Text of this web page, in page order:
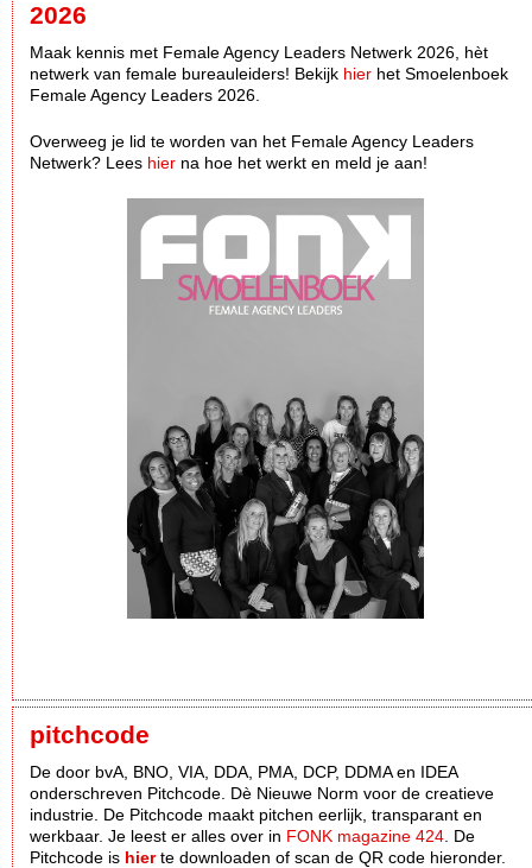
2026
Maak kennis met Female Agency Leaders Netwerk 2026, hèt
netwerk van female bureauleiders! Bekijk hier het Smoelenboek
Female Agency Leaders 2026.
Overweeg je lid te worden van het Female Agency Leaders
Netwerk? Lees hier na hoe het werkt en meld je aan!
pitchcode
De door bvA, BNO, VIA, DDA, PMA, DCP, DDMA en IDEA
onderschreven Pitchcode. Dè Nieuwe Norm voor de creatieve
industrie. De Pitchcode maakt pitchen eerlijk, transparant en
werkbaar. Je leest er alles over in FONK magazine 424 . De
Pitchcode is hierte downloaden of scan de QR code hieronder.